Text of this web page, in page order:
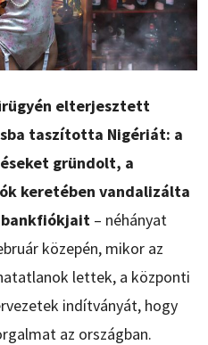
elterjesztett
taszította Nigériát: a
gründolt, a
keretében vandalizálta
bankfiókjait – néhányat
közepén, mikor az
lettek, a központi
indítványát, hogy
az országban.